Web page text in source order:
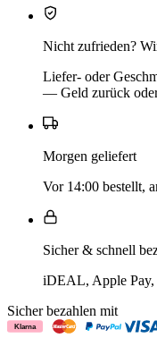
Nicht zufrieden?
Liefer- oder
— Geld zurück
Morgen geliefert
Vor 14:00 bestellt,
Sicher & schnell
iDEAL, Apple Pay,
Sicher bezahlen mit